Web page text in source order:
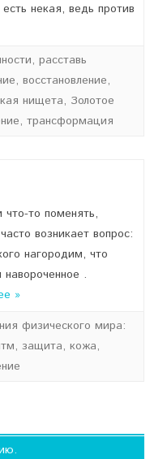
некая, ведь против
расставь
, восстановление,
нищета, Золотое
, трансформация
то поменять,
возникает вопрос:
нагородим, что
.
»
физического мира:
, защита, кожа,